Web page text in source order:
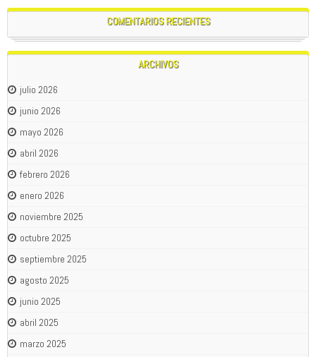
COMENTARIOS RECIENTES
ARCHIVOS
julio 2026
junio 2026
mayo 2026
abril 2026
febrero 2026
enero 2026
noviembre 2025
octubre 2025
septiembre 2025
agosto 2025
junio 2025
abril 2025
marzo 2025